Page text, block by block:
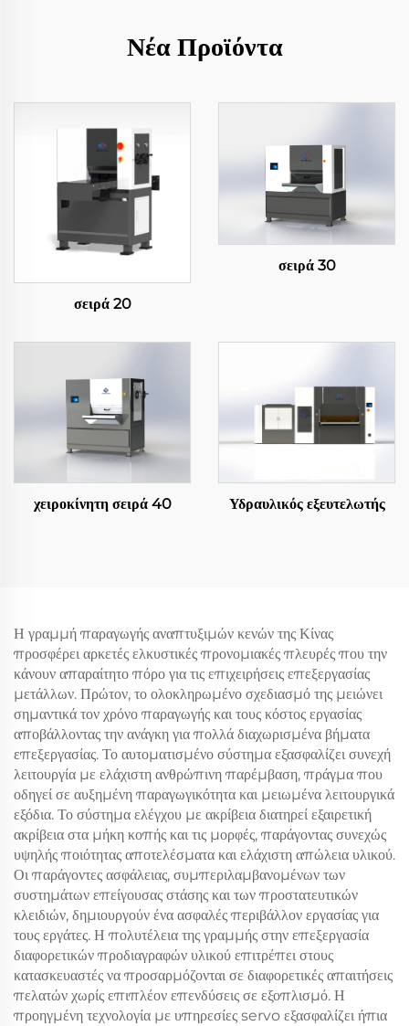
Νέα Προϊόντα
σειρά 20
σειρά 30
χειροκίνητη σειρά 40 Υδραυλικός εξευτελωτής
Η γραμμή παραγωγής αναπτυξιμών κενών της Κίνας
προσφέρει αρκετές ελκυστικές προνομιακές πλευρές που την
κάνουν απαραίτητο πόρο για τις επιχειρήσεις επεξεργασίας
μετάλλων. Πρώτον, το ολοκληρωμένο σχεδιασμό της μειώνει
σημαντικά τον χρόνο παραγωγής και τους κόστος εργασίας
αποβάλλοντας την ανάγκη για πολλά διαχωρισμένα βήματα
επεξεργασίας. Το αυτοματισμένο σύστημα εξασφαλίζει συνεχή
λειτουργία με ελάχιστη ανθρώπινη παρέμβαση, πράγμα που
οδηγεί σε αυξημένη παραγωγικότητα και μειωμένα λειτουργικά
εξόδια. Το σύστημα ελέγχου με ακρίβεια διατηρεί εξαιρετική
ακρίβεια στα μήκη κοπής και τις μορφές, παράγοντας συνεχώς
υψηλής ποιότητας αποτελέσματα και ελάχιστη απώλεια υλικού.
Οι παράγοντες ασφάλειας, συμπεριλαμβανομένων των
συστημάτων επείγουσας στάσης και των προστατευτικών
κλειδιών, δημιουργούν ένα ασφαλές περιβάλλον εργασίας για
τους εργάτες. Η πολυτέλεια της γραμμής στην επεξεργασία
διαφορετικών προδιαγραφών υλικού επιτρέπει στους
κατασκευαστές να προσαρμόζονται σε διαφορετικές απαιτήσεις
πελατών χωρίς επιπλέον επενδύσεις σε εξοπλισμό. Η
προηγμένη τεχνολογία με υπηρεσίες servo εξασφαλίζει ήπια